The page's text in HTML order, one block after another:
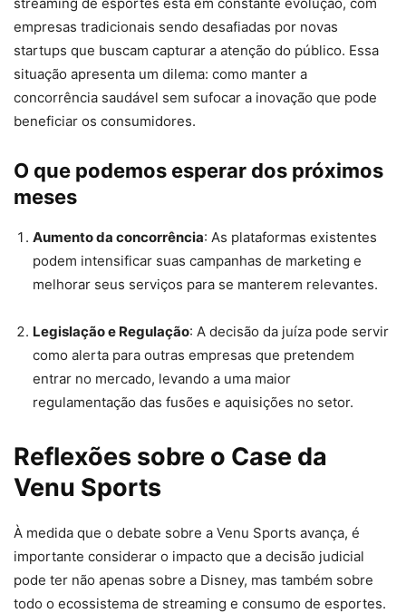
empresas tradicionais sendo desafiadas por novas
startups que buscam capturar a atenção do público. Essa
situação apresenta um dilema: como manter a
concorrência saudável sem sufocar a inovação que pode
beneficiar os consumidores.
O que podemos esperar dos próximos
meses
Aumento da concorrência: As plataformas existentes
podem intensificar suas campanhas de marketing e
melhorar seus serviços para se manterem relevantes.
Legislação e Regulação: A decisão da juíza pode servir
como alerta para outras empresas que pretendem
entrar no mercado, levando a uma maior
regulamentação das fusões e aquisições no setor.
Reflexões sobre o Case da
Venu Sports
À medida que o debate sobre a Venu Sports avança, é
importante considerar o impacto que a decisão judicial
pode ter não apenas sobre a Disney, mas também sobre
todo o ecossistema de streaming e consumo de esportes.